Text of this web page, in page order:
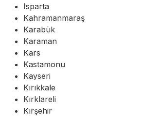
Isparta
Kahramanmaraş
Karabük
Karaman
Kars
Kastamonu
Kayseri
Kırıkkale
Kırklareli
Kırşehir